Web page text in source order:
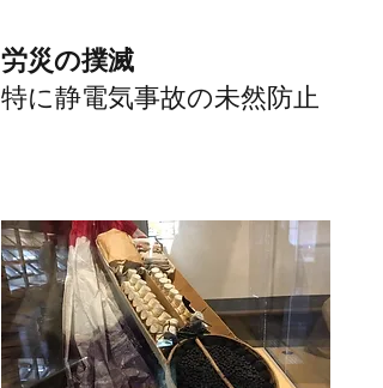
労災の撲滅
特に静電気事故の未然防止